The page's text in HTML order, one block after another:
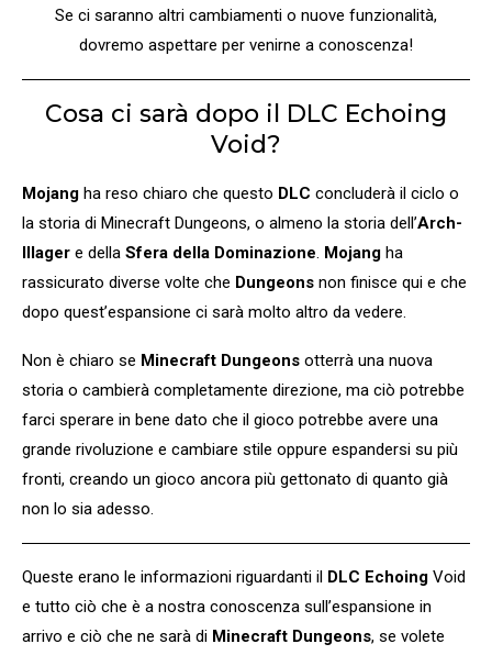
Se ci saranno altri cambiamenti o nuove funzionalità,
dovremo aspettare per venirne a conoscenza!
Cosa ci sarà dopo il DLC Echoing
Void?
Mojang ha reso chiaro che questo DLC concluderà il ciclo o
la storia di Minecraft Dungeons, o almeno la storia dell’Arch-
Illager e della Sfera della Dominazione. Mojang ha
rassicurato diverse volte che Dungeons non finisce qui e che
dopo quest’espansione ci sarà molto altro da vedere.
Non è chiaro se Minecraft Dungeons otterrà una nuova
storia o cambierà completamente direzione, ma ciò potrebbe
farci sperare in bene dato che il gioco potrebbe avere una
grande rivoluzione e cambiare stile oppure espandersi su più
fronti, creando un gioco ancora più gettonato di quanto già
non lo sia adesso.
Queste erano le informazioni riguardanti il DLC Echoing Void
e tutto ciò che è a nostra conoscenza sull’espansione in
arrivo e ciò che ne sarà di Minecraft Dungeons, se volete